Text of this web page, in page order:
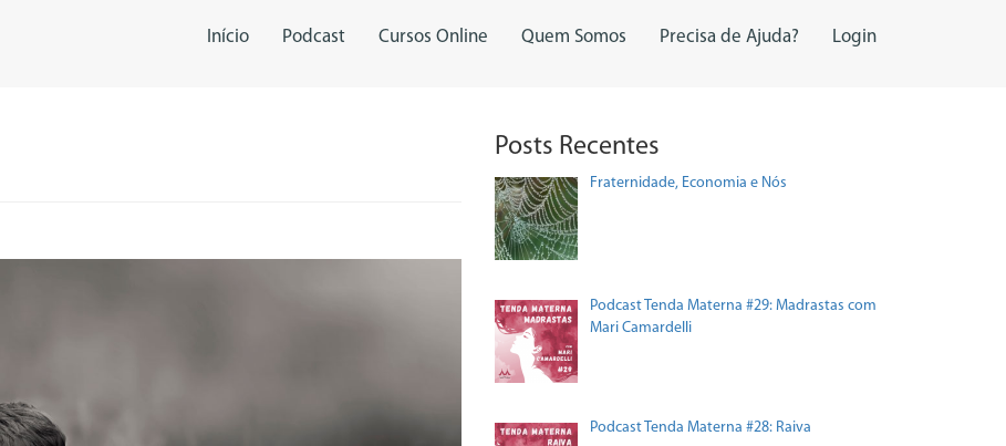
Início Podcast Cursos Online Quem Somos Precisa de Ajuda? Login
Posts Recentes
Fraternidade, Economia e Nós
Podcast Tenda Materna #29: Madrastas com
Mari Camardelli
Podcast Tenda Materna #28: Raiva